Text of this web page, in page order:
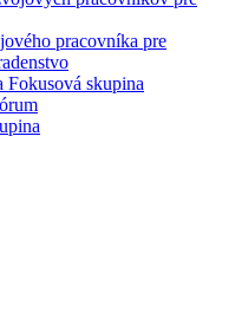
pracovníka pre
skupina